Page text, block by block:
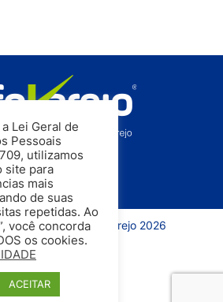
reservados | InfoVarejo 2026
Lei Geral de
Pessoais
utilizamos
site para
mais
de suas
repetidas. Ao
você concorda
os cookies.
ACEITAR